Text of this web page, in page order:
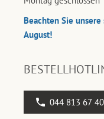
Beachten Sie
August!
044 813 67 40